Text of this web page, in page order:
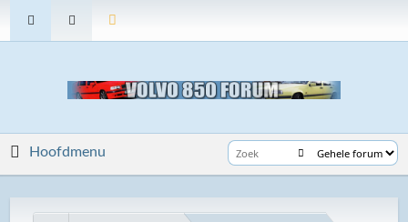
Hoofdmenu